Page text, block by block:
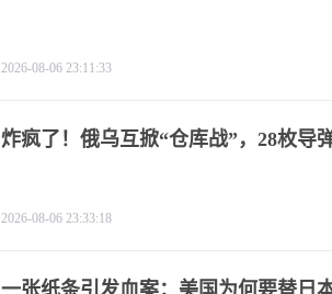
2026-08-06 23:11:33
炸疯了！俄乌互掀“仓库战”，28枚导
2026-08-06 23:33:18
一张纸条引发血案：美国为何要替日本